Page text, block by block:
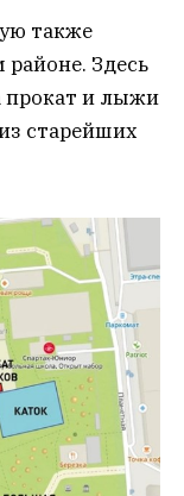
также
Здесь
прокат и лыжи
старейших